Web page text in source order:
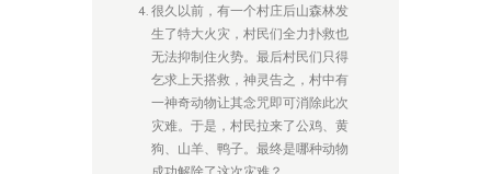
很久以前，有一个村庄后山森林发
生了特大火灾，村民们全力扑救也
无法抑制住火势。最后村民们只得
乞求上天搭救，神灵告之，村中有
一神奇动物让其念咒即可消除此次
灾难。于是，村民拉来了公鸡、黄
狗、山羊、鸭子。最终是哪种动物